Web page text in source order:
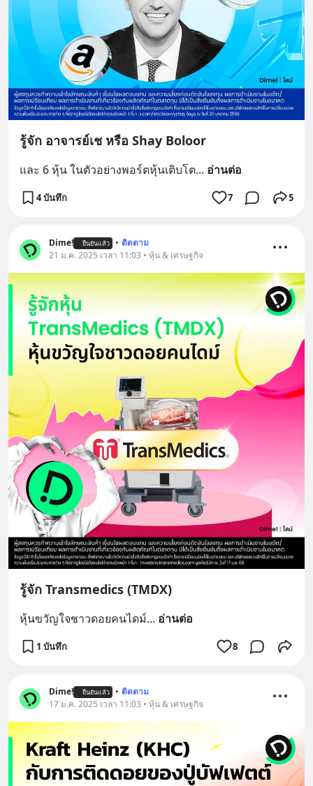
รู้จัก อาจารย์เช หรือ Shay Boloor
และ 6 หุ้น ในตัวอย่างพอร์ตหุ้นเติบโต... อ่านต่อ
4 บันทึก 7 5
Dime! ยืนยันแล้ว • ติดตาม
21 ม.ค. 2025 เวลา 11:03 • หุ้น & เศรษฐกิจ
รู้จัก Transmedics (TMDX)
หุ้นขวัญใจชาวดอยคนไดม์... อ่านต่อ
1 บันทึก 8
Dime! ยืนยันแล้ว • ติดตาม
17 ม.ค. 2025 เวลา 11:03 • หุ้น & เศรษฐกิจ